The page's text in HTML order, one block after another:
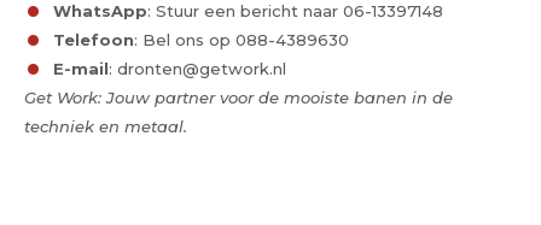
WhatsApp: Stuur een bericht naar 06-13397148
Telefoon: Bel ons op 088-4389630
E-mail: dronten@getwork.nl
Get Work: Jouw partner voor de mooiste banen in de
techniek en metaal.